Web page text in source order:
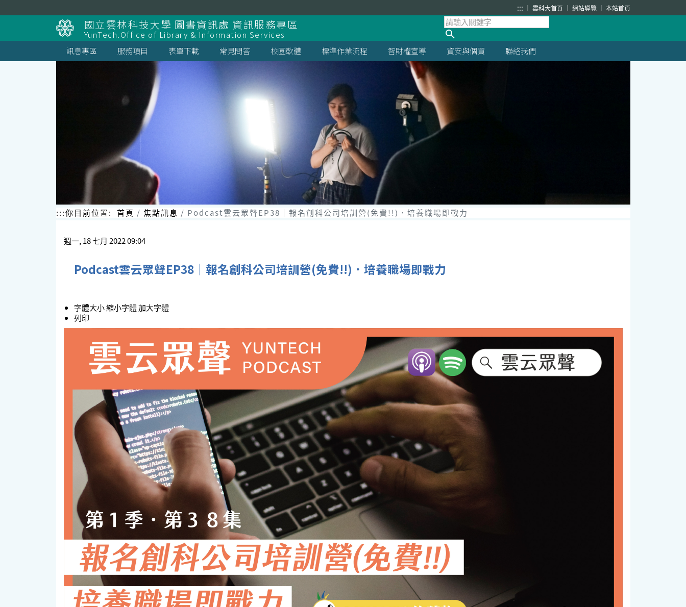
到
主
要
內
容
::: 雲科大首頁 網站導覽 本站首頁
國立雲林科技大學 圖書資訊處 資訊服務專區
YunTech.Office of Library & Information Services
訊息專區
服務項目 表單下載 常見問答 校園軟體 標準作業流程 智財權宣導 資安與個資 聯絡我們
:::你目前位置: 首頁 焦點訊息 Podcast雲云眾聲EP38｜報名創科公司培訓營(免費!!)．培養職場即戰力
週一, 18 七月 2022 09:04
Podcast雲云眾聲EP38｜報名創科公司培訓營(免費!!)．培養職場即戰力
字體大小縮小字體加大字體
列印